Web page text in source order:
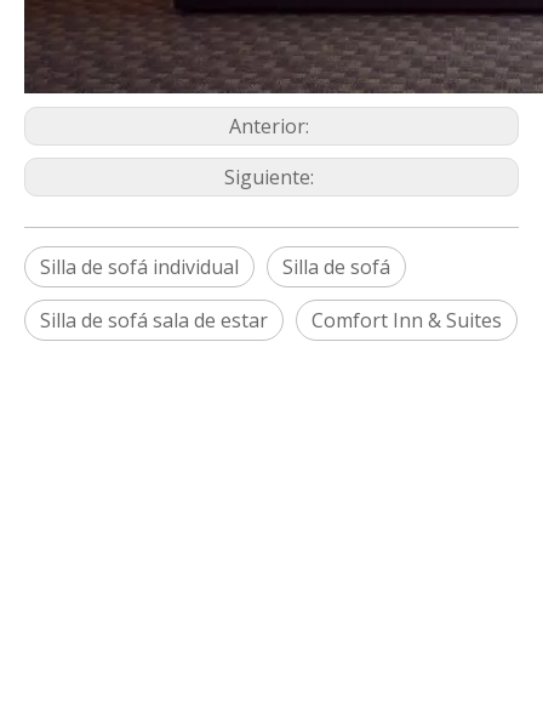
Anterior:
Siguiente:
Silla de sofá individual
Silla de sofá
Silla de sofá sala de estar
Comfort Inn & Suites